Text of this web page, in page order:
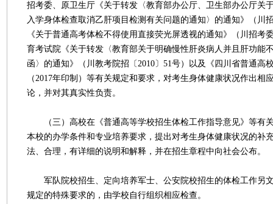
招考委、原卫生厅《关于转发〈教育部办公厅、卫生部办公厅关
入学身体检查取消乙肝项目检测有关问题的通知〉的通知》（川
《关于普通高考体检不得使用直接荧光屏透视的通知》（川招考
育考试院《关于转发〈教育部关于明确慢性肝炎病人并且肝功能
函〉的通知》（川教考院招〔2010〕51号）以及《四川省普通高
（2017年印制）等有关规定和要求，对考生身体健康状况作出相
论，并对其真实性负责。
（三）高校在《普通高等学校招生体检工作指导意见》等有
本校的办学条件和专业培养要求，提出对考生身体健康状况的补
法、合理，有详细的说明和解释，并在招生章程中向社会公布。
军队院校招生、定向培养军士、公安院校招生的体检工作另
规定的特殊要求的，由学校自行组织相应检查。